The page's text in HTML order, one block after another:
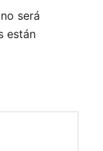
será
están